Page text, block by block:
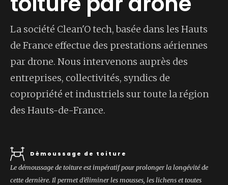
La société Clean'O tech, basée dans les Hauts
de France effectue des prestations aériennes
par drone. Nous intervenons auprès des
entreprises, collectivités, syndics de
copropriété et industriels sur toute la région
des Hauts-de-France.
Démoussage de toiture
Le démoussage de toiture est impératif pour prolonger la longévité de
cette dernière. Il permet d’éliminer les mousses, les lichens et toutes